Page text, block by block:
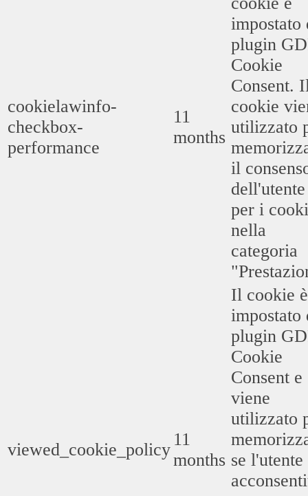
cookielawinfo-
checkbox-
performance
11
months
impostato
plugin
Cookie
Consent.
cookie
utilizzato
il
dell'utente
per i
nella
categoria
viewed_cookie_policy
11
months
Il cookie è
impostato
plugin
Cookie
Consent e
viene
utilizzato
se l'utente